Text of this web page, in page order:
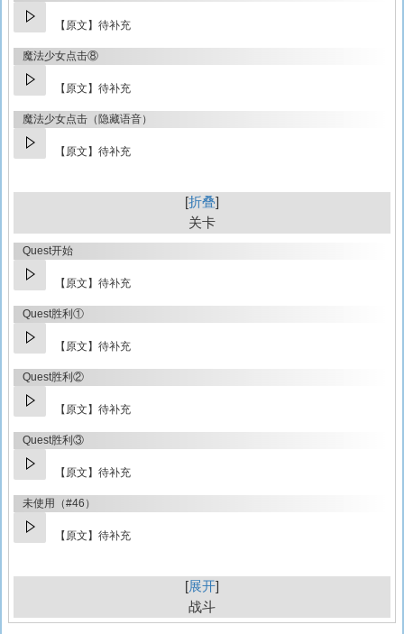
【原文】待补充
魔法少女点击⑧
【原文】待补充
魔法少女点击（隐藏语音）
【原文】待补充
折叠
关卡
Quest开始
【原文】待补充
Quest胜利①
【原文】待补充
Quest胜利②
【原文】待补充
Quest胜利③
【原文】待补充
未使用（#46）
【原文】待补充
展开
战斗